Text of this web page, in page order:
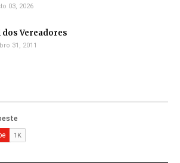
03, 2026
dos Vereadores
31, 2011